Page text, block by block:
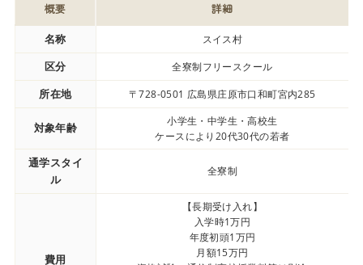
概要 詳細
名称 スイス村
区分 全寮制フリースクール
所在地 〒728-0501 広島県庄原市口和町宮内285
対象年齢
小学生・中学生・高校生
ケースにより20代30代の若者
通学スタイ
ル
全寮制
費用
【長期受け入れ】
入学時1万円
年度初頭1万円
月額15万円